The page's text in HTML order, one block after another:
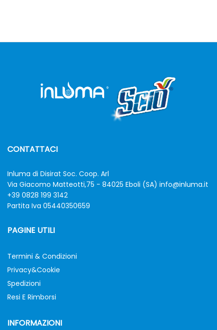
CONTATTACI
Inluma di Disirat Soc. Coop. Arl
Via Giacomo Matteotti,75 - 84025 Eboli (SA) info@inluma.it
+39 0828 199 3142
Partita Iva 05440350659
PAGINE UTILI
Termini & Condizioni
Privacy&Cookie
Spedizioni
Resi E Rimborsi
INFORMAZIONI